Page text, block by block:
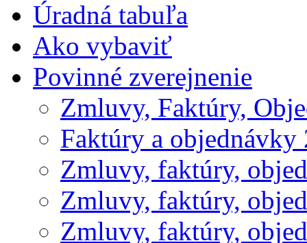
Úradná tabuľa
Ako vybaviť
Povinné zverejnenie
Zmluvy, Faktúry,
Faktúry a objednávky
Zmluvy, faktúry,
Zmluvy, faktúry,
Zmluvy, faktúry,